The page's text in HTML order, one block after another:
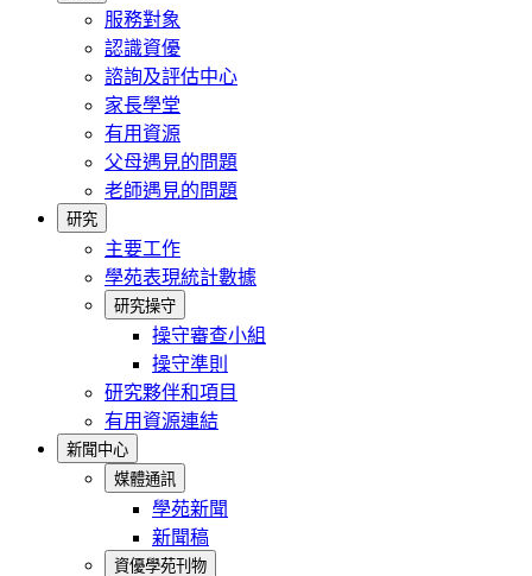
服務對象
認識資優
諮詢及評估中心
家長學堂
有用資源
父母遇見的問題
老師遇見的問題
研究
主要工作
學苑表現統計數據
研究操守
操守審查小組
操守準則
研究夥伴和項目
有用資源連結
新聞中心
媒體通訊
學苑新聞
新聞稿
資優學苑刊物